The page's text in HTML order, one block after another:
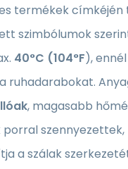
termékek
szimbólumok
40°C (104°F),
ruhadarabokat.
, magasabb
szennyezettek,
a szálak